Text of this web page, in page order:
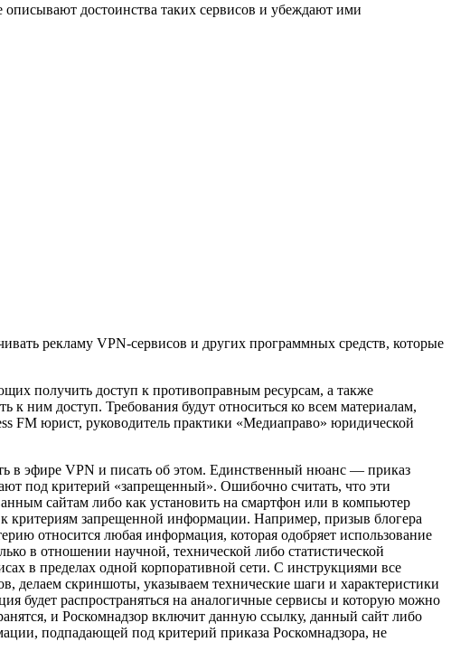
описывают достоинства таких сервисов и убеждают ими
рекламу VPN-сервисов и других программных средств, которые
получить доступ к противоправным ресурсам, а также
ним доступ. Требования будут относиться ко всем материалам,
FM юрист, руководитель практики «Медиаправо» юридической
в эфире VPN и писать об этом. Единственный нюанс — приказ
под критерий «запрещенный». Ошибочно считать, что эти
сайтам либо как установить на смартфон или в компьютер
критериям запрещенной информации. Например, призыв блогера
относится любая информация, которая одобряет использование
в отношении научной, технической либо статистической
в пределах одной корпоративной сети. С инструкциями все
делаем скриншоты, указываем технические шаги и характеристики
будет распространяться на аналогичные сервисы и которую можно
и Роскомнадзор включит данную ссылку, данный сайт либо
подпадающей под критерий приказа Роскомнадзора, не